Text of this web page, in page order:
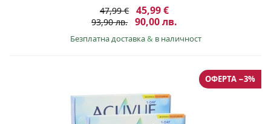
47,99 € 45,99 €
93,90 лв. 90,00 лв.
Безплатна доставка& в наличност
ОФЕРТА −3%